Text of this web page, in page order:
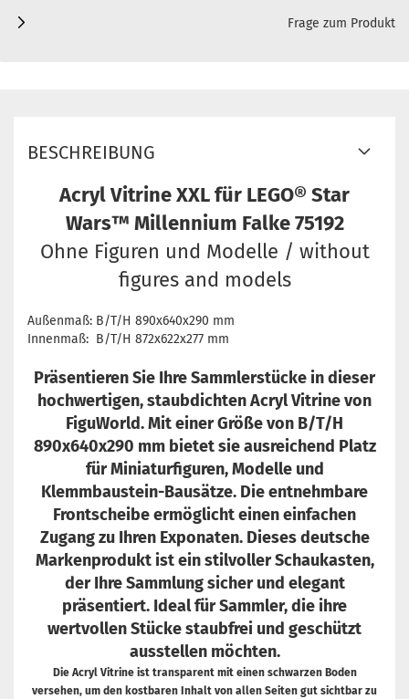
Frage zum Produkt
BESCHREIBUNG
Acryl Vitrine XXL für LEGO® Star
Wars™ Millennium Falke 75192
Ohne Figuren und Modelle / without
figures and models
Außenmaß: B/T/H 890x640x290 mm
Innenmaß: B/T/H 872x622x277 mm
Präsentieren Sie Ihre Sammlerstücke in dieser
hochwertigen, staubdichten Acryl Vitrine von
FiguWorld. Mit einer Größe von B/T/H
890x640x290 mm bietet sie ausreichend Platz
für Miniaturfiguren, Modelle und
Klemmbaustein-Bausätze. Die entnehmbare
Frontscheibe ermöglicht einen einfachen
Zugang zu Ihren Exponaten. Dieses deutsche
Markenprodukt ist ein stilvoller Schaukasten,
der Ihre Sammlung sicher und elegant
präsentiert. Ideal für Sammler, die ihre
wertvollen Stücke staubfrei und geschützt
ausstellen möchten.
Die Acryl Vitrine ist transparent mit einen schwarzen Boden
versehen, um den kostbaren Inhalt von allen Seiten gut sichtbar zu